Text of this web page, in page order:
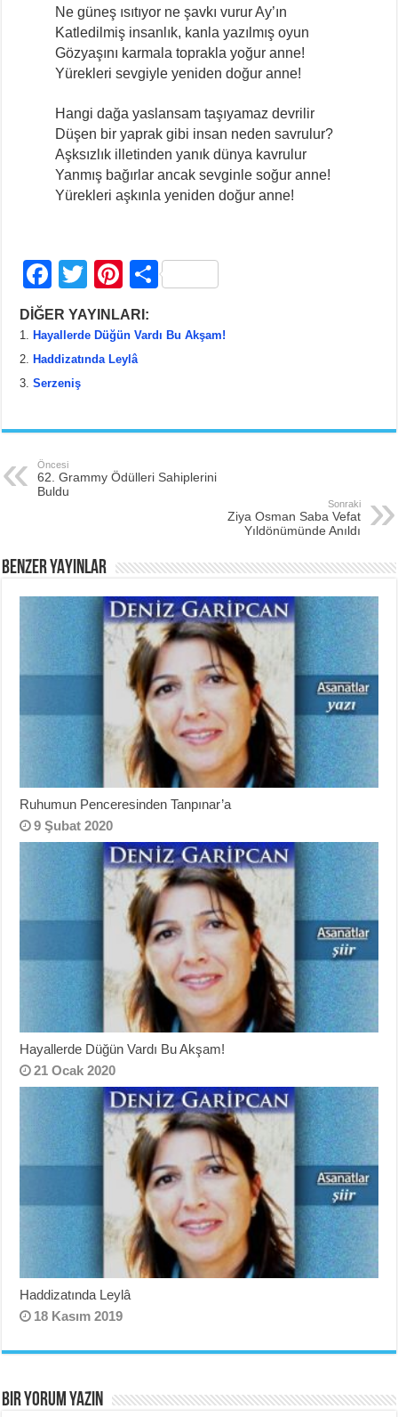
Ne güneş ısıtıyor ne şavkı vurur Ay’ın
Katledilmiş insanlık, kanla yazılmış oyun
Gözyaşını karmala toprakla yoğur anne!
Yürekleri sevgiyle yeniden doğur anne!
Hangi dağa yaslansam taşıyamaz devrilir
Düşen bir yaprak gibi insan neden savrulur?
Aşksızlık illetinden yanık dünya kavrulur
Yanmış bağırlar ancak sevginle soğur anne!
Yürekleri aşkınla yeniden doğur anne!
F
a
c
e
b
k
T
wi
tt
er
Pi
nt
er
e
S
ar
DİĞER YAYINLARI:
Hayallerde Düğün Vardı Bu Akşam!
Haddizatında Leylâ
Serzeniş
Öncesi
62. Grammy Ödülleri Sahiplerini
Buldu
Sonraki
Ziya Osman Saba Vefat
Yıldönümünde Anıldı
BENZER YAYINLAR
Ruhumun Penceresinden Tanpınar’a
9 Şubat 2020
Hayallerde Düğün Vardı Bu Akşam!
21 Ocak 2020
Haddizatında Leylâ
18 Kasım 2019
BIR YORUM YAZIN